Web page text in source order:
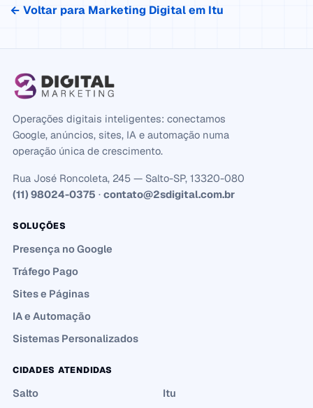
← Voltar para Marketing Digital em Itu
Operações digitais inteligentes: conectamos
Google, anúncios, sites, IA e automação numa
operação única de crescimento.
Rua José Roncoleta, 245 — Salto-SP, 13320-080
(11) 98024-0375 · contato@2sdigital.com.br
SOLUÇÕES
Presença no Google
Tráfego Pago
Sites e Páginas
IA e Automação
Sistemas Personalizados
CIDADES ATENDIDAS
Salto
Itu